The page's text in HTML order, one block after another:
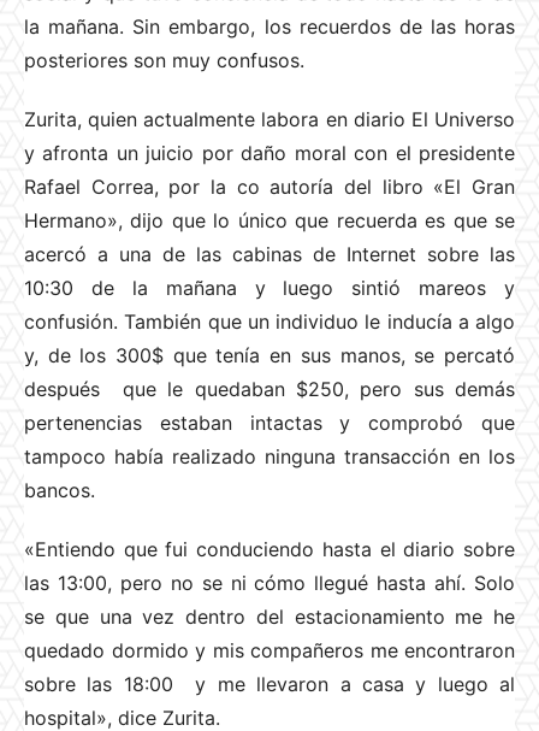
la mañana. Sin embargo, los recuerdos de las horas
posteriores son muy confusos.
Zurita, quien actualmente labora en diario El Universo
y afronta un juicio por daño moral con el presidente
Rafael Correa, por la co autoría del libro «El Gran
Hermano», dijo que lo único que recuerda es que se
acercó a una de las cabinas de Internet sobre las
10:30 de la mañana y luego sintió mareos y
confusión. También que un individuo le inducía a algo
y, de los 300$ que tenía en sus manos, se percató
después que le quedaban $250, pero sus demás
pertenencias estaban intactas y comprobó que
tampoco había realizado ninguna transacción en los
bancos.
«Entiendo que fui conduciendo hasta el diario sobre
las 13:00, pero no se ni cómo llegué hasta ahí. Solo
se que una vez dentro del estacionamiento me he
quedado dormido y mis compañeros me encontraron
sobre las 18:00 y me llevaron a casa y luego al
hospital», dice Zurita.